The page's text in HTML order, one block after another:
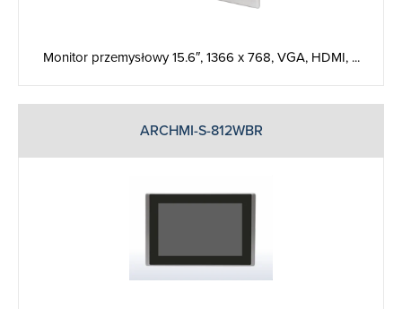
Monitor przemysłowy 15.6″, 1366 x 768, VGA, HDMI, ...
ARCHMI-S-812WBR